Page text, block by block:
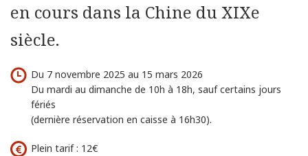
en cours dans la Chine du XIXe
siècle.
Du 7 novembre 2025 au 15 mars 2026
Du mardi au dimanche de 10h à 18h, sauf certains jours
fériés
(dernière réservation en caisse à 16h30).
Plein tarif : 12€